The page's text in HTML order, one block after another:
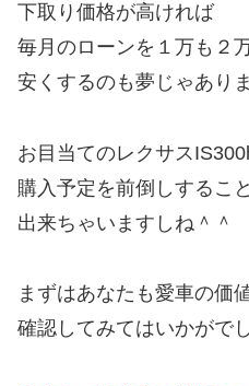
下取り価格が高ければ
毎月のローンを１万も２
安くするのも夢じゃあり
お目当てのレクサス
購入予定を前倒しするこ
出来ちゃいますしね＾＾
まずはあなたも愛車の価値
確認してみてはいかがで